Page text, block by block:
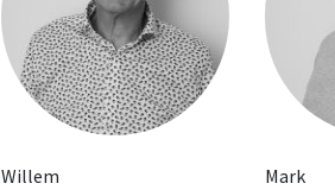
Willem
Mark